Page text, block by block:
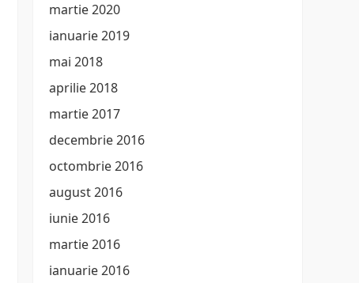
martie 2020
ianuarie 2019
mai 2018
aprilie 2018
martie 2017
decembrie 2016
octombrie 2016
august 2016
iunie 2016
martie 2016
ianuarie 2016